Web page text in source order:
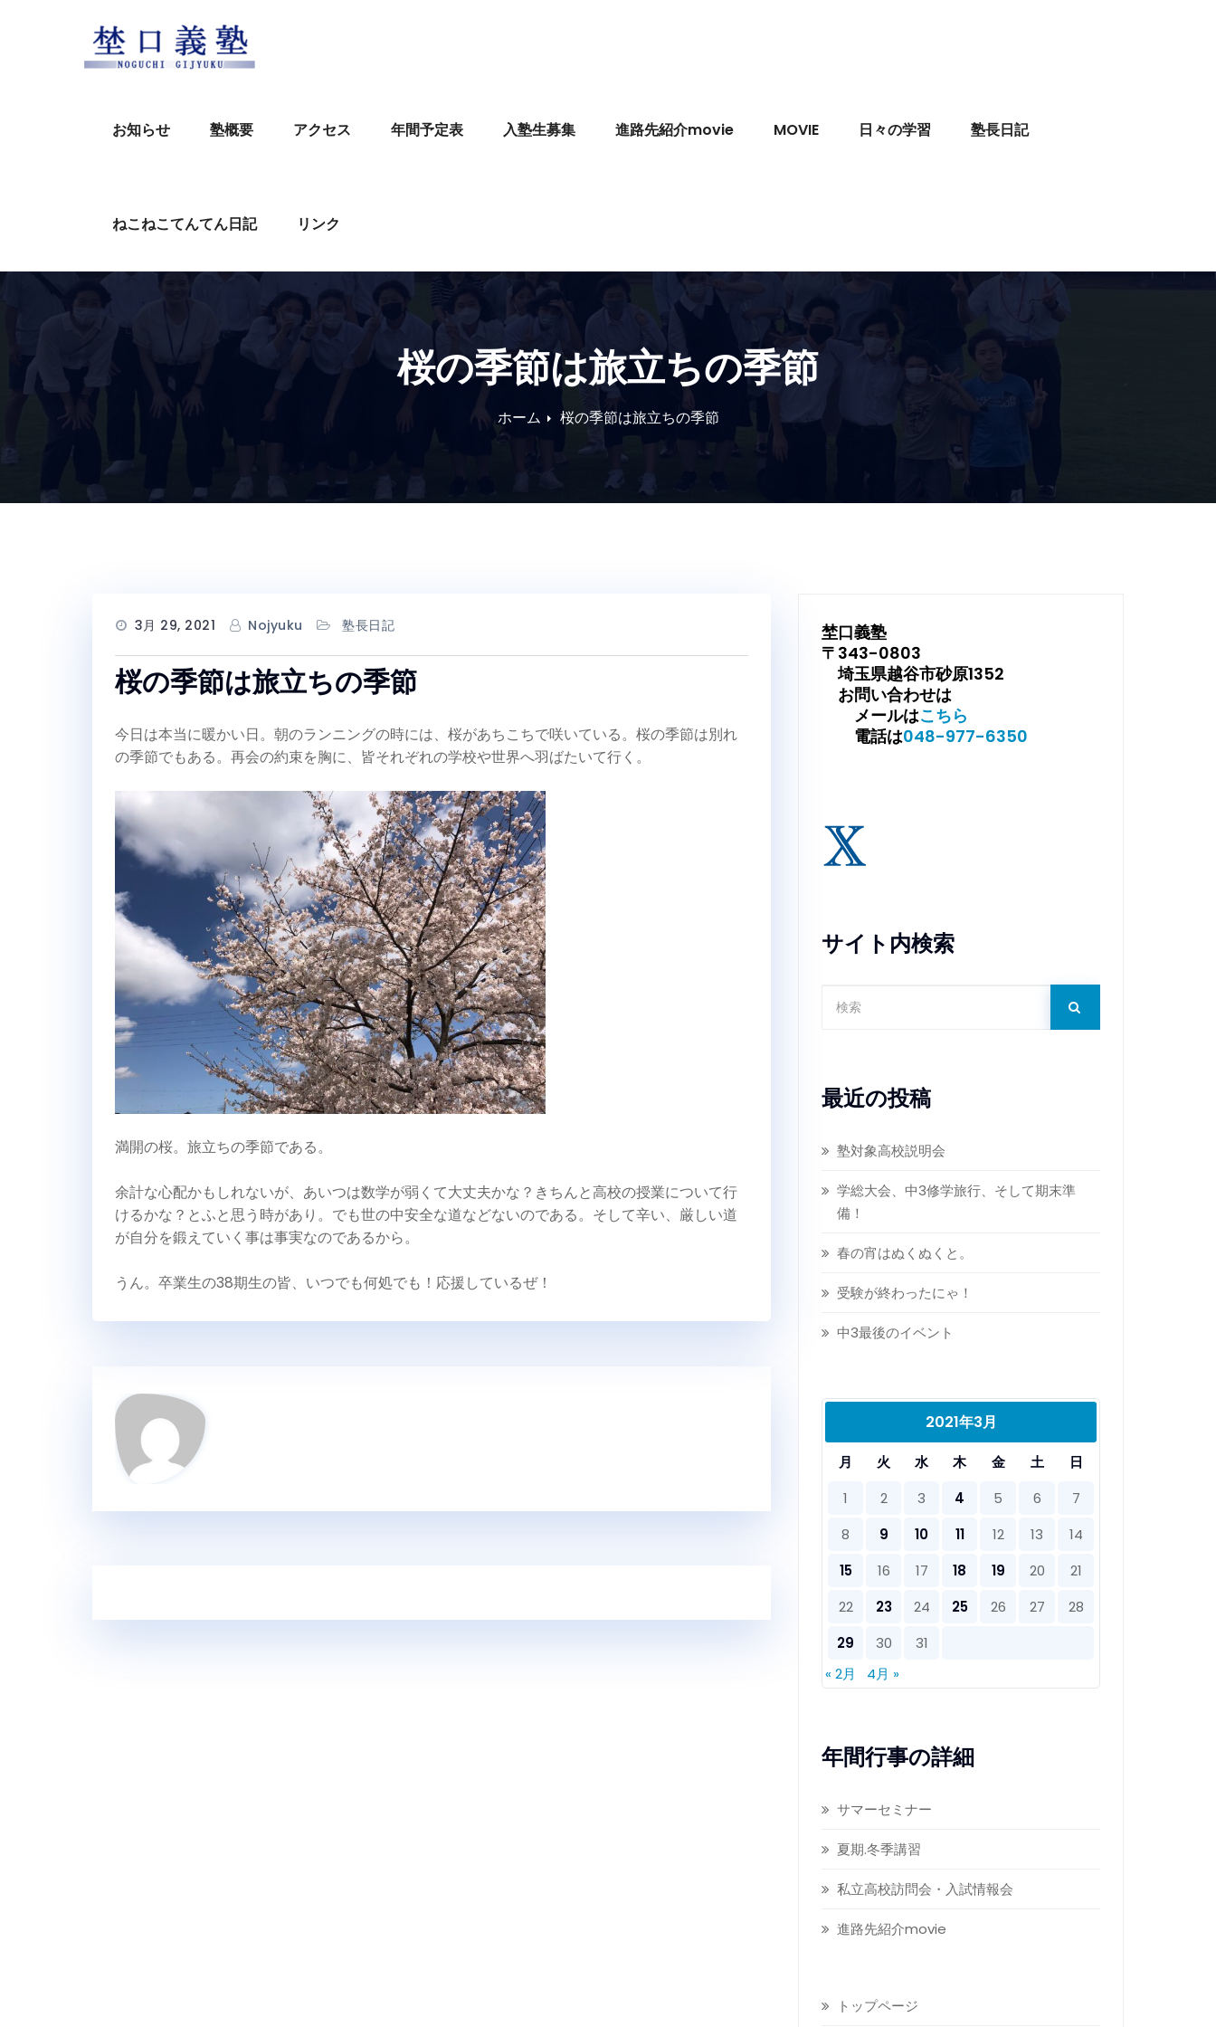
お知らせ 塾概要 アクセス 年間予定表 入塾生募集 進路先紹介movie MOVIE 日々の学習 塾長日記
ねこねこてんてん日記 リンク
桜の季節は旅立ちの季節
ホーム 桜の季節は旅立ちの季節
3月 29, 2021 Nojyuku 塾長日記
桜の季節は旅立ちの季節
今日は本当に暖かい日。朝のランニングの時には、桜があちこちで咲いている。桜の季節は別れ
の季節でもある。再会の約束を胸に、皆それぞれの学校や世界へ羽ばたいて行く。
満開の桜。旅立ちの季節である。
余計な心配かもしれないが、あいつは数学が弱くて大丈夫かな？きちんと高校の授業について行
けるかな？とふと思う時があり。でも世の中安全な道などないのである。そして辛い、厳しい道
が自分を鍛えていく事は事実なのであるから。
うん。卒業生の38期生の皆、いつでも何処でも！応援しているぜ！
埜口義塾
〒343-0803
埼玉県越谷市砂原1352
お問い合わせは
メールはこちら
電話は048-977-6350
サイト内検索
最近の投稿
塾対象高校説明会
学総大会、中3修学旅行、そして期末準
備！
春の宵はぬくぬくと。
受験が終わったにゃ！
中3最後のイベント
2021年3月
月 火 水 木 金 土
日
1
2 3 4 5 6
7
8
9 10 11 12 13
14
15
16 17 18 19 20
21
22
23 24 25 26 27
28
29
30
31
« 2月
4月 »
年間行事の詳細
サマーセミナー
夏期.冬季講習
私立高校訪問会・入試情報会
進路先紹介movie
トップページ